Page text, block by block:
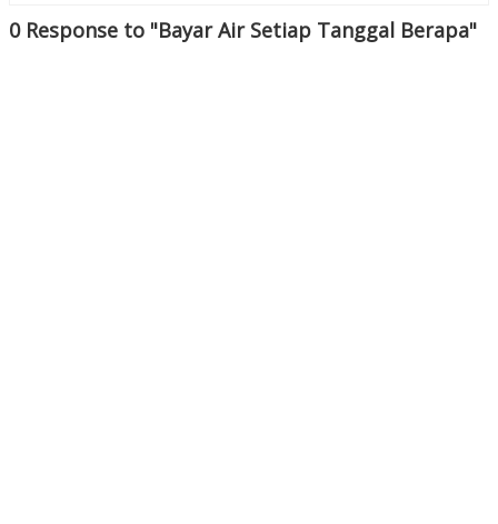
0 Response to "Bayar Air Setiap Tanggal Berapa"